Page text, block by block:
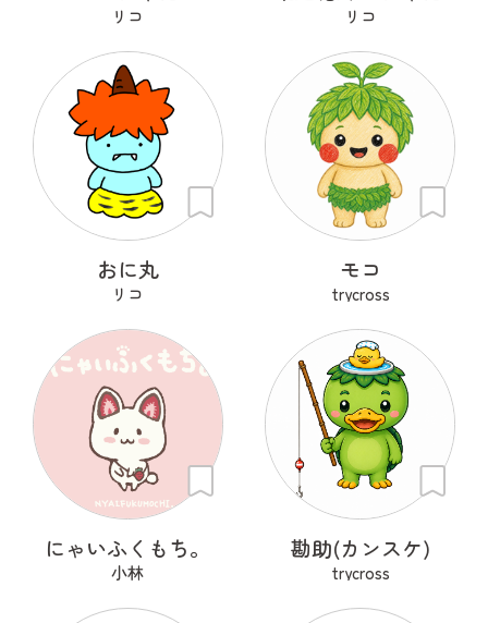
リコ リコ
おに丸
リコ
モコ
trycross
にゃいふくもち。
小林
勘助(カンスケ)
trycross